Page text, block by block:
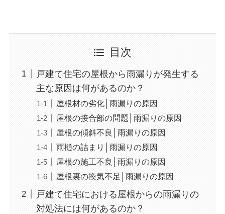
目次
戸建て住宅の屋根から雨漏りが発生する
主な原因は何があるのか？
屋根材の劣化│雨漏りの原因
屋根の接合部の問題│雨漏りの原因
屋根の傾斜不良│雨漏りの原因
雨樋の詰まり│雨漏りの原因
屋根の施工不良│雨漏りの原因
屋根裏の換気不足│雨漏りの原因
戸建て住宅における屋根からの雨漏りの
対処法には何があるのか？